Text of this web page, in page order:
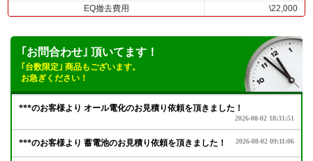
EQ撤去費用
\22,000
｢お問合わせ｣ 頂いてます！
｢台数限定｣ 商品もございます。
お急ぎください！